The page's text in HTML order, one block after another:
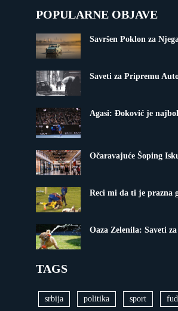
POPULARNE OBJAVE
Savršen Poklon za
Saveti za Pripremu
Agasi: Đoković je
Očaravajuće Šoping
Reci mi da ti je prazna
Oaza Zelenila: Saveti
TAGS
srbija politika sport